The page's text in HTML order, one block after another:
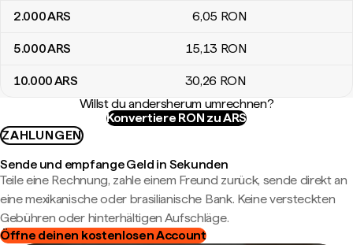
2.000ARS 6,05 RON
5.000ARS 15,13 RON
10.000ARS 30,26 RON
Willst du andersherum umrechnen?
Konvertiere RON zu ARS
ZAHLUNGEN
Sende und empfange Geld in Sekunden
Teile eine Rechnung, zahle einem Freund zurück, sende direkt an
eine mexikanische oder brasilianische Bank. Keine versteckten
Gebühren oder hinterhältigen Aufschläge.
Öffne deinen kostenlosen Account